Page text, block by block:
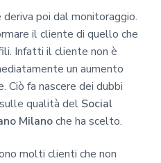
poi dal monitoraggio.
il cliente di quello che
Infatti il cliente non è
un aumento
fa nascere dei dubbi
qualità del Social
Milanoche ha scelto.
molti clienti che non